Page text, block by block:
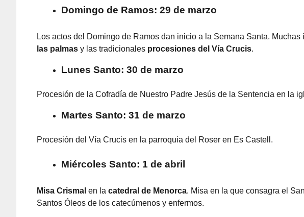
Domingo de Ramos: 29 de marzo
Los actos del Domingo de Ramos dan inicio a la Semana Santa.
las palmas y las tradicionales procesiones del Vía Crucis.
Lunes Santo: 30 de marzo
Procesión de la Cofradía de Nuestro Padre Jesús de la Sentencia en la
Martes Santo: 31 de marzo
Procesión del Vía Crucis en la parroquia del Roser en Es Castell.
Miércoles Santo: 1 de abril
Misa Crismal en la catedral de Menorca. Misa en la que consagra el
Santos Óleos de los catecúmenos y enfermos.